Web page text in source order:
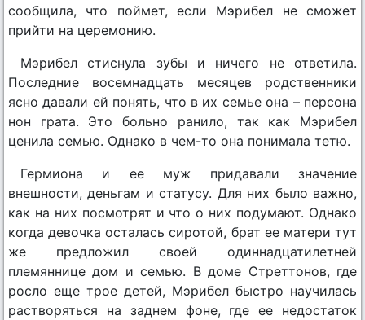
сообщила, что поймет, если Мэрибел не сможет
прийти на церемонию.
Мэрибел стиснула зубы и ничего не ответила.
Последние восемнадцать месяцев родственники
ясно давали ей понять, что в их семье она – персона
нон грата. Это больно ранило, так как Мэрибел
ценила семью. Однако в чем-то она понимала тетю.
Гермиона и ее муж придавали значение
внешности, деньгам и статусу. Для них было важно,
как на них посмотрят и что о них подумают. Однако
когда девочка осталась сиротой, брат ее матери тут
же предложил своей одиннадцатилетней
племяннице дом и семью. В доме Стреттонов, где
росло еще трое детей, Мэрибел быстро научилась
растворяться на заднем фоне, где ее недостаток